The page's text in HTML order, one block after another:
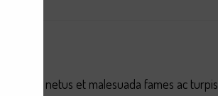
et netus et malesuada fames ac turpis